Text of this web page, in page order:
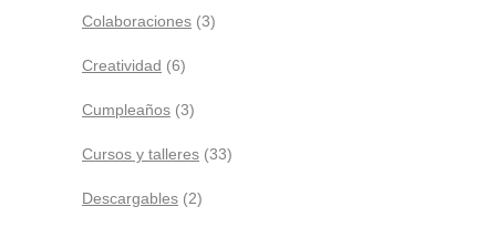
Colaboraciones (3)
Creatividad (6)
Cumpleaños (3)
Cursos y talleres (33)
Descargables (2)